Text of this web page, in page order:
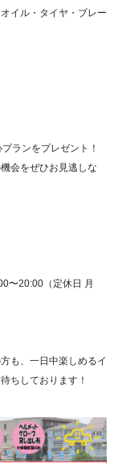
イル・タイヤ・ブレー
ランをプレゼント！
会をぜひお見逃しな
〜20:00（定休日 月
も、一日中楽しめるイ
ちしております！